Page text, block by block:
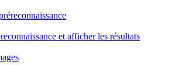
et afficher les résultats